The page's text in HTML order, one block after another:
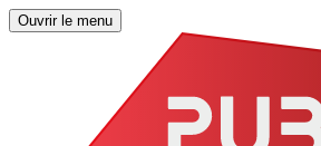
Ouvrir le menu